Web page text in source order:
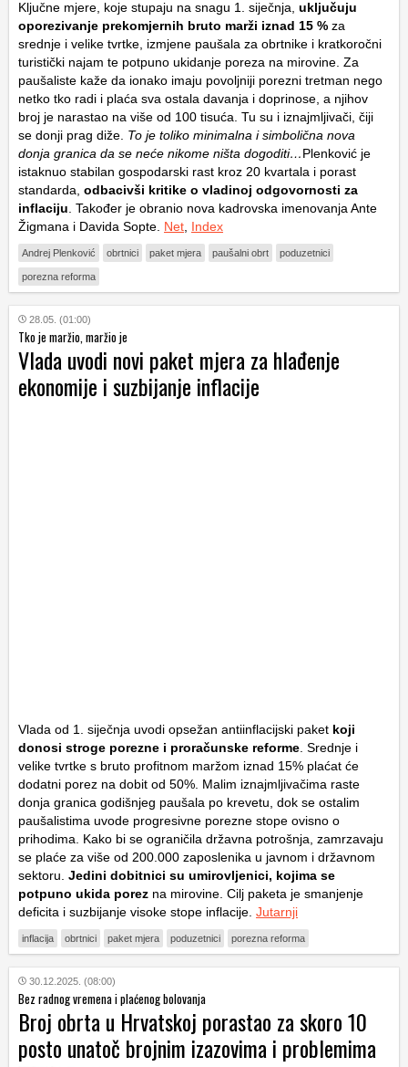
Ključne mjere, koje stupaju na snagu 1. siječnja, uključuju
oporezivanje prekomjernih bruto marži iznad 15 % za
srednje i velike tvrtke, izmjene paušala za obrtnike i kratkoročni
turistički najam te potpuno ukidanje poreza na mirovine. Za
paušaliste kaže da ionako imaju povoljniji porezni tretman nego
netko tko radi i plaća sva ostala davanja i doprinose, a njihov
broj je narastao na više od 100 tisuća. Tu su i iznajmljivači, čiji
se donji prag diže. To je toliko minimalna i simbolična nova
donja granica da se neće nikome ništa dogoditi…Plenković je
istaknuo stabilan gospodarski rast kroz 20 kvartala i porast
standarda, odbacivši kritike o vladinoj odgovornosti za
inflaciju . Također je obranio nova kadrovska imenovanja Ante
Žigmana i Davida Sopte. Net Index
Andrej Plenković obrtnici paket mjera paušalni obrt poduzetnici
porezna reforma
28.05. (01:00)
Tko je maržio, maržio je
Vlada uvodi novi paket mjera za hlađenje
ekonomije i suzbijanje inflacije
Vlada od 1. siječnja uvodi opsežan antiinflacijski paket koji
donosi stroge porezne i proračunske reforme . Srednje i
velike tvrtke s bruto profitnom maržom iznad 15% plaćat će
dodatni porez na dobit od 50%. Malim iznajmljivačima raste
donja granica godišnjeg paušala po krevetu, dok se ostalim
paušalistima uvode progresivne porezne stope ovisno o
prihodima. Kako bi se ograničila državna potrošnja, zamrzavaju
se plaće za više od 200.000 zaposlenika u javnom i državnom
sektoru. Jedini dobitnici su umirovljenici, kojima se
potpuno ukida porez na mirovine. Cilj paketa je smanjenje
deficita i suzbijanje visoke stope inflacije. Jutarnji
inflacija obrtnici paket mjera poduzetnici porezna reforma
30.12.2025. (08:00)
Bez radnog vremena i plaćenog bolovanja
Broj obrta u Hrvatskoj porastao za skoro 10
posto unatoč brojnim izazovima i problemima